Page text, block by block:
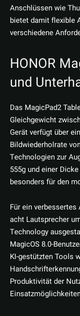
Anschlüssen wie
bietet damit flexible
verschiedene
HONOR
und
Das MagicPad2
Gleichgewicht
Gerät verfügt über
Bildwiederholrate
Technologien zur
555g und einer
besonders für den
Für ein
acht Lautsprecher
Technology
MagicOS 8.0-
KI-gestützten Tools
Produktivität der